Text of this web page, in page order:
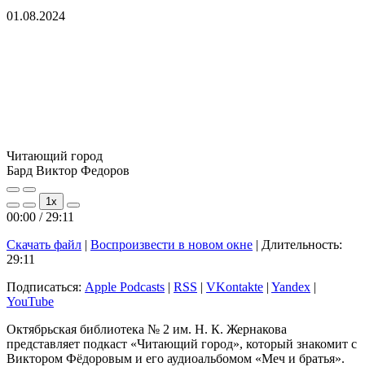
01.08.2024
Читающий город
Бард Виктор Федоров
Play
Episode
Pause
Episode
1x
00:00 / 29:11
Скачать файл | Воспроизвести в новом окне | Длительность:
29:11
Подписаться: Apple Podcasts | RSS | VKontakte | Yandex |
YouTube
Октябрьская библиотека № 2 им. Н. К. Жернакова
представляет подкаст «Читающий город», который знакомит с
Виктором Фёдоровым и его аудиоальбомом «Меч и братья».